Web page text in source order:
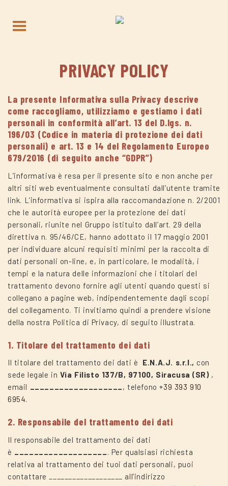
PRIVACY POLICY
La presente Informativa sulla Privacy descrive
come raccogliamo, utilizziamo e gestiamo i dati
personali in conformità all’art. 13 del D.lgs. n.
196/03 (Codice in materia di protezione dei dati
personali) e art. 13 e 14 del Regolamento Europeo
679/2016 (di seguito anche “GDPR”)
L’informativa è resa per il presente sito e non anche per
altri siti web eventualmente consultati dall’utente tramite
link. L’informativa si ispira alla raccomandazione n. 2/2001
che le autorità europee per la protezione dei dati
personali, riunite nel Gruppo istituito dall’art. 29 della
direttiva n. 95/46/CE, hanno adottato il 17 maggio 2001
per individuare alcuni requisiti minimi per la raccolta di
dati personali on-line, e, in particolare, le modalità, i
tempi e la natura delle informazioni che i titolari del
trattamento devono fornire agli utenti quando questi si
collegano a pagine web, indipendentemente dagli scopi
del collegamento. Ti invitiamo quindi a prendere visione
della nostra Politica di Privacy, di seguito illustrata.
1. Titolare del trattamento dei dati
Il titolare del trattamento dei dati è E.N.A.J. s.r.l., con
sede legale in Via Filisto 137/B, 97100, Siracusa (SR) ,
email ___________________, telefono+39 393 910
6954.
2. Responsabile del trattamento dei dati
Il responsabile del trattamento dei dati
è ___________________. Per qualsiasi richiesta
relativa al trattamento dei tuoi dati personali, puoi
contattare ___________________ all’indirizzo